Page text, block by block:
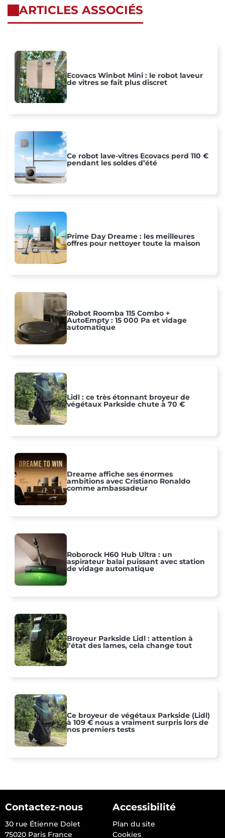
ARTICLES ASSOCIÉS
Ecovacs Winbot Mini : le robot laveur
de vitres se fait plus discret
Ce robot lave-vitres Ecovacs perd 110 €
pendant les soldes d’été
Prime Day Dreame : les meilleures
offres pour nettoyer toute la maison
iRobot Roomba 115 Combo +
AutoEmpty : 15 000 Pa et vidage
automatique
Lidl : ce très étonnant broyeur de
végétaux Parkside chute à 70 €
Dreame affiche ses énormes
ambitions avec Cristiano Ronaldo
comme ambassadeur
Roborock H60 Hub Ultra : un
aspirateur balai puissant avec station
de vidage automatique
Broyeur Parkside Lidl : attention à
l’état des lames, cela change tout
Ce broyeur de végétaux Parkside (Lidl)
à 109 € nous a vraiment surpris lors de
nos premiers tests
Contactez-nous
30 rue Étienne Dolet
75020 Paris France
Accessibilité
Plan du site
Cookies